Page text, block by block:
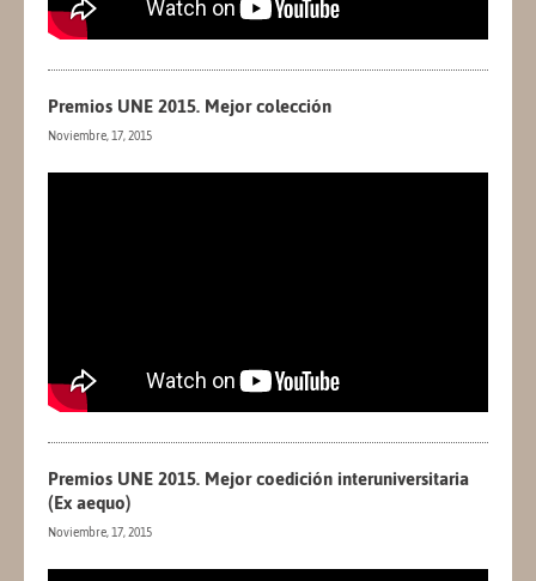
Premios UNE 2015. Mejor colección
Noviembre, 17, 2015
Premios UNE 2015. Mejor coedición interuniversitaria
(Ex aequo)
Noviembre, 17, 2015